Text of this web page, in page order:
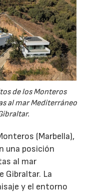
de los Monteros
al mar Mediterráneo
(Marbella),
una posición
al mar
Gibraltar. La
y el entorno